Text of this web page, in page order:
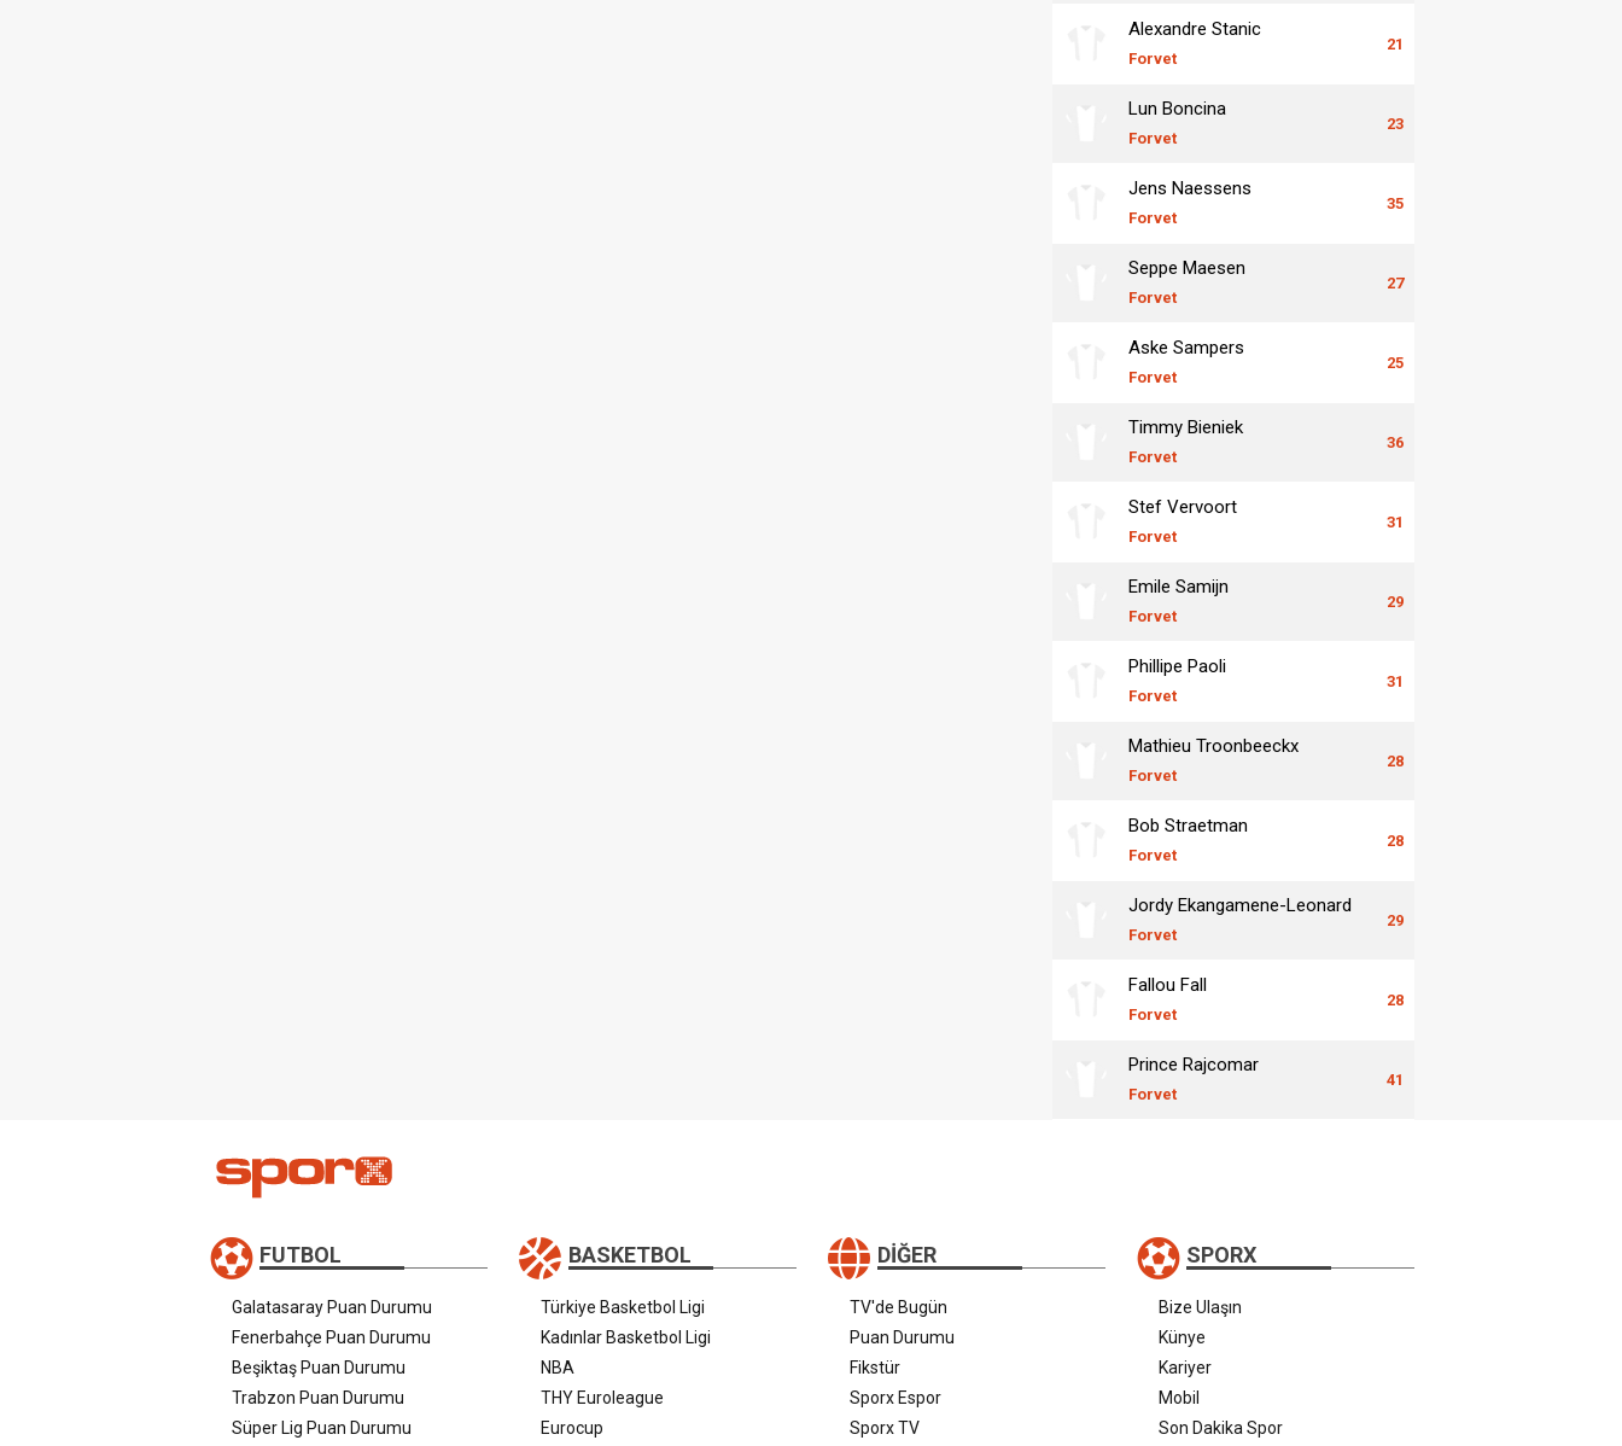
Alexandre Stanic
Forvet
21
Lun Boncina
Forvet
23
Jens Naessens
Forvet
35
Seppe Maesen
Forvet
27
Aske Sampers
Forvet
25
Timmy Bieniek
Forvet
36
Stef Vervoort
Forvet
31
Emile Samijn
Forvet
29
Phillipe Paoli
Forvet
31
Mathieu Troonbeeckx
Forvet
28
Bob Straetman
Forvet
28
Jordy Ekangamene-Leonard
Forvet
29
Fallou Fall
Forvet
28
Prince Rajcomar
Forvet
41
FUTBOL
Galatasaray Puan Durumu
Fenerbahçe Puan Durumu
Beşiktaş Puan Durumu
Trabzon Puan Durumu
Süper Lig Puan Durumu
BASKETBOL
Türkiye Basketbol Ligi
Kadınlar Basketbol Ligi
NBA
THY Euroleague
Eurocup
DIĞER
TV'de Bugün
Puan Durumu
Fikstür
Sporx Espor
Sporx TV
SPORX
Bize Ulaşın
Künye
Kariyer
Mobil
Son Dakika Spor